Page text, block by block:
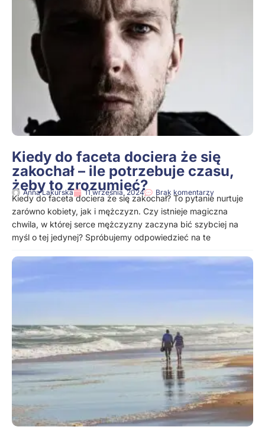
Kiedy do faceta dociera że się
zakochał – ile potrzebuje czasu,
żeby to zrozumieć?
Anna Lakurska 11 września, 2024 Brak komentarzy
Kiedy do faceta dociera że się zakochał? To pytanie nurtuje
zarówno kobiety, jak i mężczyzn. Czy istnieje magiczna
chwila, w której serce mężczyzny zaczyna bić szybciej na
myśl o tej jedynej? Spróbujemy odpowiedzieć na te